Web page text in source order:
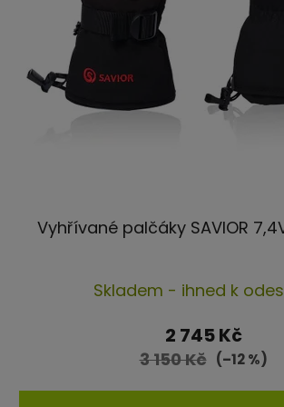
Vyhřívané palčáky SAVIOR
produktu
je
Skladem - ihned k
2 745 Kč
3 150 Kč (–12 %)